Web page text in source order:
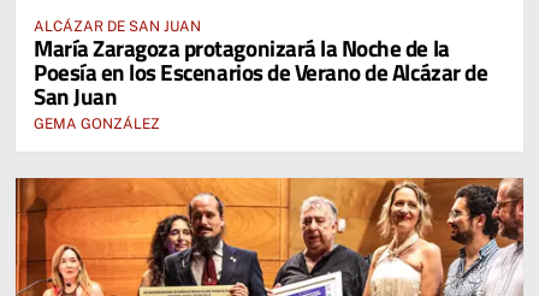
ALCÁZAR DE SAN JUAN
María Zaragoza protagonizará la Noche de la
Poesía en los Escenarios de Verano de Alcázar de
San Juan
GEMA GONZÁLEZ